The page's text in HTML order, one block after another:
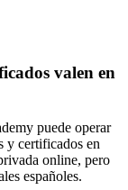
valen en
puede operar
y certificados en
online, pero
españoles.